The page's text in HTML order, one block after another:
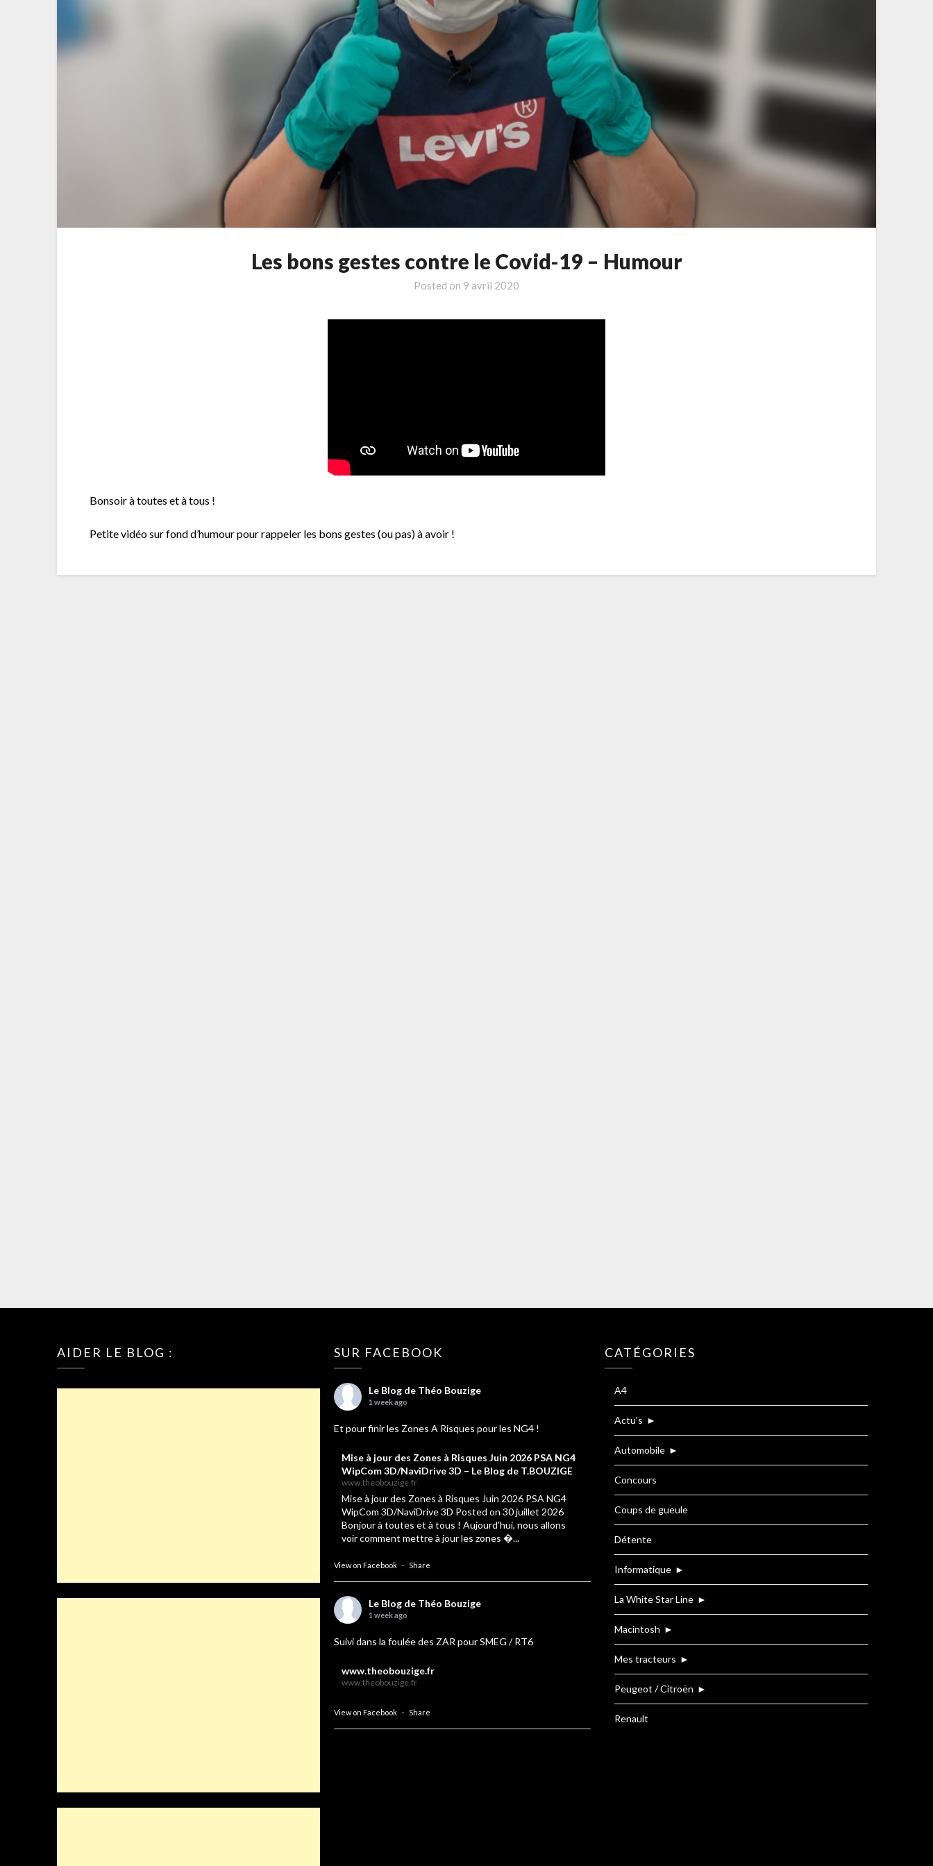
Les bons gestes contre le Covid-19 – Humour
Posted on 9 avril 2020
Bonsoir à toutes et à tous !
Petite vidéo sur fond d’humour pour rappeler les bons gestes (ou pas) à avoir !
AIDER LE BLOG : SUR FACEBOOK
Le Blog de Théo Bouzige
1 week ago
Et pour finir les Zones A Risques pour les NG4 !
Mise à jour des Zones à Risques Juin 2026 PSA NG4
WipCom 3D/NaviDrive 3D – Le Blog de T.BOUZIGE
www.theobouzige.fr
Mise à jour des Zones à Risques Juin 2026 PSA NG4
WipCom 3D/NaviDrive 3D Posted on 30 juillet 2026
Bonjour à toutes et à tous ! Aujourd’hui, nous allons
voir comment mettre à jour les zones �...
View on Facebook · Share
Le Blog de Théo Bouzige
1 week ago
Suivi dans la foulée des ZAR pour SMEG / RT6
www.theobouzige.fr
www.theobouzige.fr
View on Facebook · Share
CATÉGORIES
A4
Actu's ►
Automobile ►
Concours
Coups de gueule
Détente
Informatique ►
La White Star Line ►
Macintosh ►
Mes tracteurs ►
Peugeot / Citroën ►
Renault